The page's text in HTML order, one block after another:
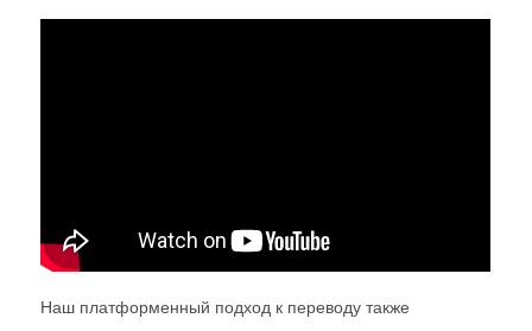
Наш платформенный подход к переводу также